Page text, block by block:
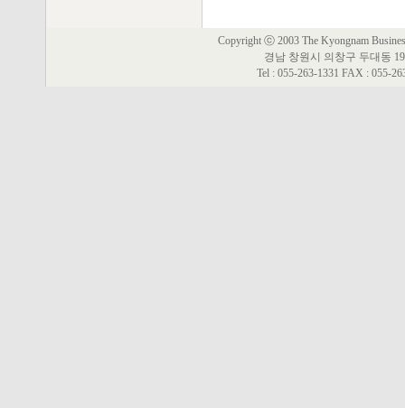
Copyright ⓒ 2003 The Kyongnam
경남 창원시 의창구 두대동
Tel : 055-263-1331 FAX : 055-